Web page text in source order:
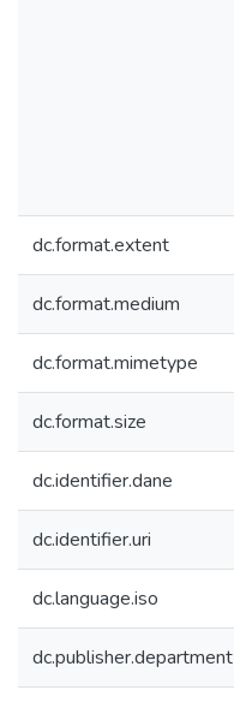
dc.format.extent
dc.format.medium
dc.format.mimetype
dc.format.size
dc.identifier.dane
dc.identifier.uri
dc.language.iso
dc.publisher.department